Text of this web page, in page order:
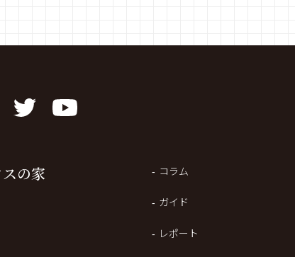
Twitter YouTube
BUILD WORKs
の家 コラム
ガイド
レポート